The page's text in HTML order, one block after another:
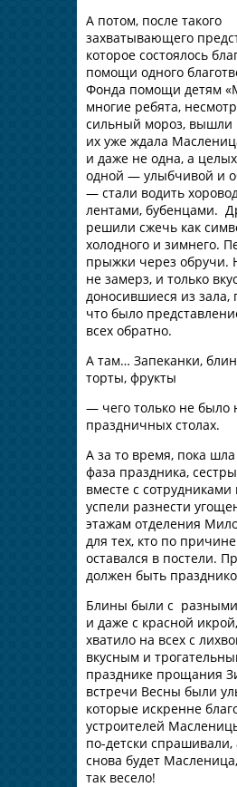
А потом, после такого
захватывающего
которое состоялось
помощи одного
Фонда помощи детям
многие ребята,
сильный мороз, вышли
их уже ждала
и даже не одна, а
одной — улыбчивой и
— стали водить
лентами, бубенцами.
решили сжечь как
холодного и зимнего.
прыжки через обручи.
не замерз, и только
доносившиеся из зала,
что было
всех обратно.
А там… Запеканки,
торты, фрукты
— чего только не было
праздничных столах.
А за то время, пока
фаза праздника,
вместе с сотрудниками
успели разнести
этажам отделения
для тех, кто по
оставался в постели.
должен быть
Блины были с
и даже с красной
хватило на всех с
вкусным и
празднике прощания
встречи Весны были
которые искренне
устроителей
по-детски спрашивали,
снова будет
так весело!